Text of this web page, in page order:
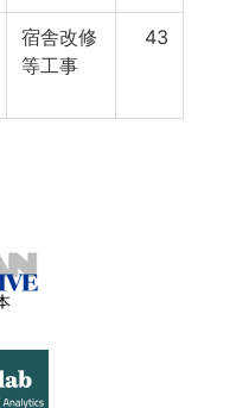
宿舎改修
等工事
43